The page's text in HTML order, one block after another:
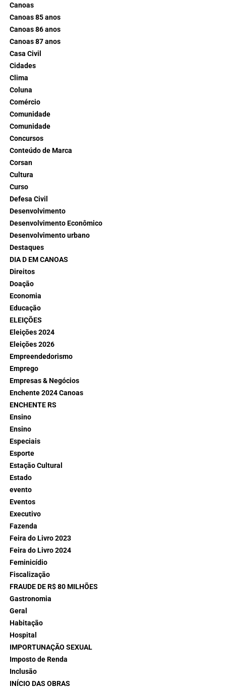
Canoas
Canoas 85 anos
Canoas 86 anos
Canoas 87 anos
Casa Civil
Cidades
Clima
Coluna
Comércio
Comunidade
Comunidade
Concursos
Conteúdo de Marca
Corsan
Cultura
Curso
Defesa Civil
Desenvolvimento
Desenvolvimento Econômico
Desenvolvimento urbano
Destaques
DIA D EM CANOAS
Direitos
Doação
Economia
Educação
ELEIÇÕES
Eleições 2024
Eleições 2026
Empreendedorismo
Emprego
Empresas & Negócios
Enchente 2024 Canoas
ENCHENTE RS
Ensino
Ensino
Especiais
Esporte
Estação Cultural
Estado
evento
Eventos
Executivo
Fazenda
Feira do Livro 2023
Feira do Livro 2024
Feminicídio
Fiscalização
FRAUDE DE R$ 80 MILHÕES
Gastronomia
Geral
Habitação
Hospital
IMPORTUNAÇÃO SEXUAL
Imposto de Renda
Inclusão
INÍCIO DAS OBRAS